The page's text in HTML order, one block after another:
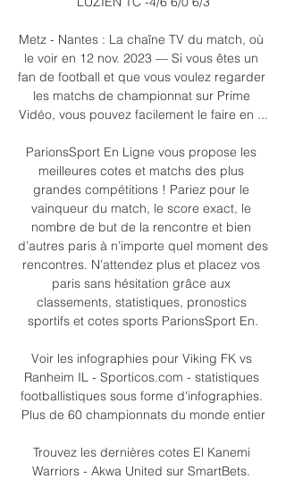
Metz - Nantes : La chaîne TV du match, où
le voir en 12 nov. 2023 — Si vous êtes un
fan de football et que vous voulez regarder
les matchs de championnat sur Prime
Vidéo, vous pouvez facilement le faire en ...
ParionsSport En Ligne vous propose les
meilleures cotes et matchs des plus
grandes compétitions ! Pariez pour le
vainqueur du match, le score exact, le
nombre de but de la rencontre et bien
d’autres paris à n’importe quel moment des
rencontres. N’attendez plus et placez vos
paris sans hésitation grâce aux
classements, statistiques, pronostics
sportifs et cotes sports ParionsSport En.
Voir les infographies pour Viking FK vs
Ranheim IL - Sporticos.com - statistiques
footballistiques sous forme d'infographies.
Plus de 60 championnats du monde entier
Trouvez les dernières cotes El Kanemi
Warriors - Akwa United sur SmartBets.